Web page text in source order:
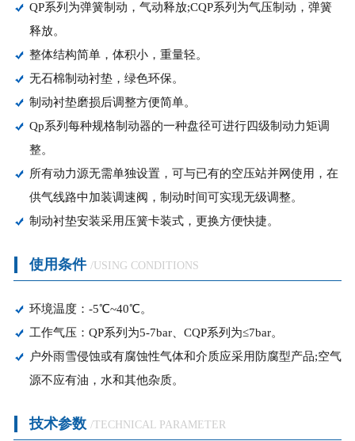
陆空装备应用
建工路桥应用
QP系列为弹簧制动，气动释放;CQP系列为气压制动，弹簧
释放。
整体结构简单，体积小，重量轻。
无石棉制动衬垫，绿色环保。
制动衬垫磨损后调整方便简单。
Qp系列每种规格制动器的一种盘径可进行四级制动力矩调
整。
所有动力源无需单独设置，可与已有的空压站并网使用，在
供气线路中加装调速阀，制动时间可实现无级调整。
制动衬垫安装采用压簧卡装式，更换方便快捷。
使用条件 /USING CONDITIONS
环境温度：-5℃~40℃。
工作气压：QP系列为5-7bar、CQP系列为≤7bar。
户外雨雪侵蚀或有腐蚀性气体和介质应采用防腐型产品;空气
源不应有油，水和其他杂质。
技术参数 /TECHNICAL PARAMETER